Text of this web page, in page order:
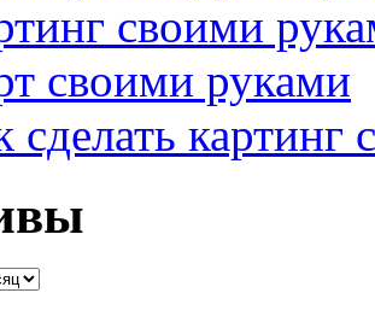
своими
своими руками
сделать